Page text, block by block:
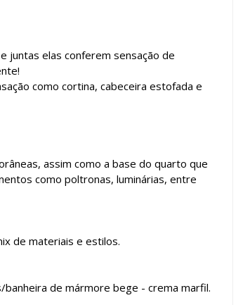
juntas elas conferem sensação de
como cortina, cabeceira estofada e
assim como a base do quarto que
como poltronas, luminárias, entre
de materiais e estilos.
de mármore bege - crema marfil.